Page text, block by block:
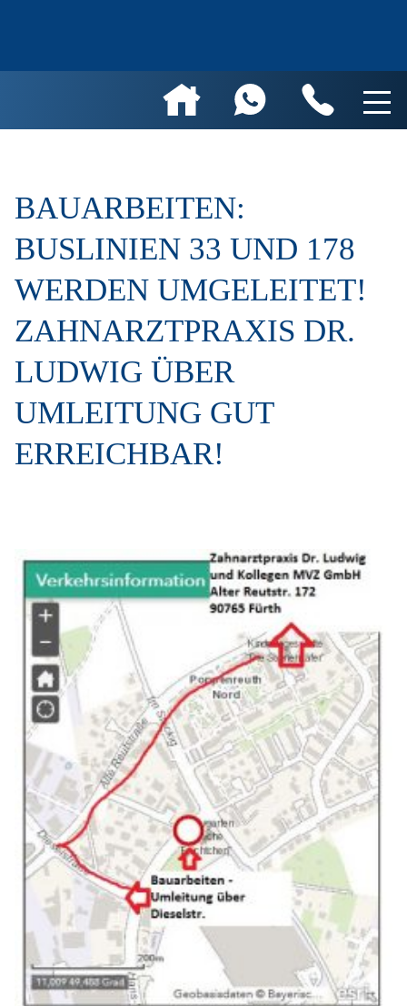
BAUARBEITEN:
BUSLINIEN 33 UND 178
WERDEN UMGELEITET!
ZAHNARZTPRAXIS DR.
LUDWIG ÜBER
UMLEITUNG GUT
ERREICHBAR!